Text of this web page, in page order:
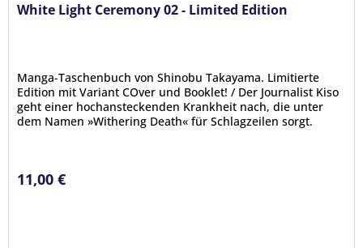
White Light Ceremony 02 - Limited Edition
Manga-Taschenbuch von Shinobu Takayama. Limitierte
Edition mit Variant COver und Booklet! / Der Journalist Kiso
geht einer hochansteckenden Krankheit nach, die unter
dem Namen »Withering Death« für Schlagzeilen sorgt.
11,00 €